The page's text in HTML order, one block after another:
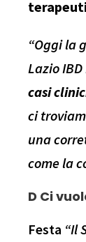
“Oggi la
Lazio
casi
ci
una
come la
D Ci
Festa “Il